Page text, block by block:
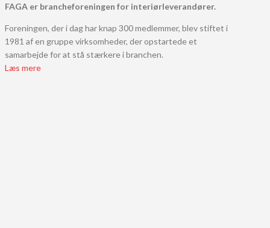
FAGA er brancheforeningen for interiørleverandører.
Foreningen, der i dag har knap 300 medlemmer, blev stiftet i
1981 af en gruppe virksomheder, der opstartede et
samarbejde for at stå stærkere i branchen.
Læs mere